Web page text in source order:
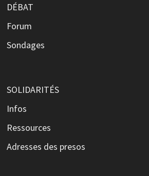
DÉBAT
Forum
Sondages
SOLIDARITÉS
Infos
Ressources
Adresses des presos